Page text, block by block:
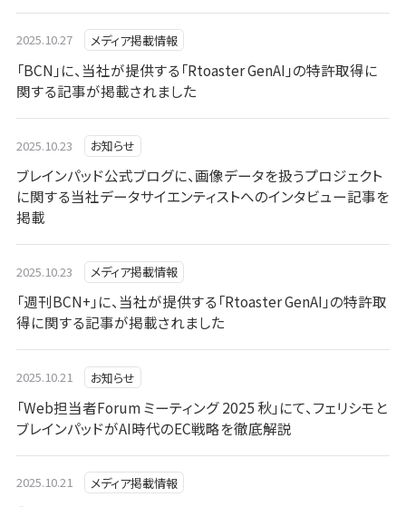
2025.10.27 メディア掲載情報
「BCN」に、当社が提供する「Rtoaster GenAI」の特許取得に
関する記事が掲載されました
2025.10.23 お知らせ
ブレインパッド公式ブログに、画像データを扱うプロジェクト
に関する当社データサイエンティストへのインタビュー記事を
掲載
2025.10.23 メディア掲載情報
「週刊BCN+」に、当社が提供する「Rtoaster GenAI」の特許取
得に関する記事が掲載されました
2025.10.21 お知らせ
「Web担当者Forum ミーティング 2025 秋」にて、フェリシモと
ブレインパッドがAI時代のEC戦略を徹底解説
2025.10.21 メディア掲載情報